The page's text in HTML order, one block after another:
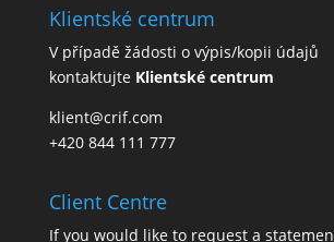
Klientské centrum
V případě žádosti o výpis/kopii údajů
kontaktujte Klientské centrum
klient@crif.com
+420 844 111 777
Client Centre
If you would like to request a